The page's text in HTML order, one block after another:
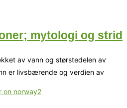
mytologi og strid
av vann og størstedelen av
er livsbærende og verdien av